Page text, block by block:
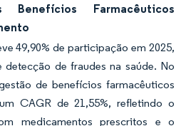
Farmacêuticos
49,90% de participação em 2025,
de fraudes na saúde. No
de benefícios farmacêuticos
CAGR de 21,55%, refletindo o
medicamentos prescritos e o